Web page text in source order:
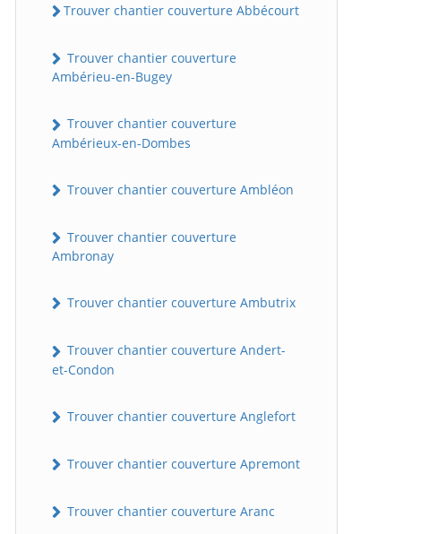
Trouver chantier couverture Abbécourt
Trouver chantier couverture
Ambérieu-en-Bugey
Trouver chantier couverture
Ambérieux-en-Dombes
Trouver chantier couverture Ambléon
Trouver chantier couverture
Ambronay
Trouver chantier couverture Ambutrix
Trouver chantier couverture Andert-
et-Condon
Trouver chantier couverture Anglefort
Trouver chantier couverture Apremont
Trouver chantier couverture Aranc